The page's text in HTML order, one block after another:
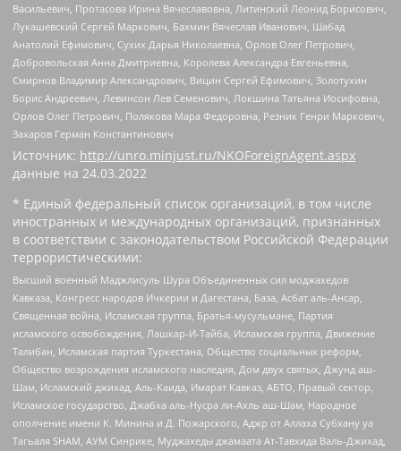
Васильевич, Протасова Ирина Вячеславовна, Литинский Леонид Борисович,
Лукашевский Сергей Маркович, Бахмин Вячеслав Иванович, Шабад
Анатолий Ефимович, Сухих Дарья Николаевна, Орлов Олег Петрович,
Добровольская Анна Дмитриевна, Королева Александра Евгеньевна,
Смирнов Владимир Александрович, Вицин Сергей Ефимович, Золотухин
Борис Андреевич, Левинсон Лев Семенович, Локшина Татьяна Иосифовна,
Орлов Олег Петрович, Полякова Мара Федоровна, Резник Генри Маркович,
Захаров Герман Константинович
Источник: http://unro.minjust.ru/NKOForeignAgent.aspx
данные на 24.03.2022
* Единый федеральный список организаций, в том числе
иностранных и международных организаций, признанных
в соответствии с законодательством Российской Федерации
террористическими:
Высший военный Маджлисуль Шура Объединенных сил моджахедов
Кавказа, Конгресс народов Ичкерии и Дагестана, База, Асбат аль-Ансар,
Священная война, Исламская группа, Братья-мусульмане, Партия
исламского освобождения, Лашкар-И-Тайба, Исламская группа, Движение
Талибан, Исламская партия Туркестана, Общество социальных реформ,
Общество возрождения исламского наследия, Дом двух святых, Джунд аш-
Шам, Исламский джихад, Аль-Каида, Имарат Кавказ, АБТО, Правый сектор,
Исламское государство, Джабха аль-Нусра ли-Ахль аш-Шам, Народное
ополчение имени К. Минина и Д. Пожарского, Аджр от Аллаха Субхану уа
Тагьаля SHAM, АУМ Синрике, Муджахеды джамаата Ат-Тавхида Валь-Джихад,